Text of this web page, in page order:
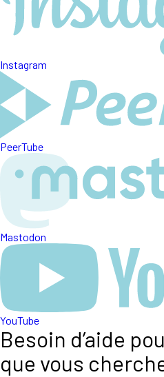
Instagram
PeerTube
Mastodon
YouTube
Besoin d’aide
que vous